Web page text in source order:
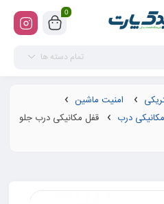
0
تمام دسته ها
امنیت ماشین
درب
قفل مکانیکی درب جلو